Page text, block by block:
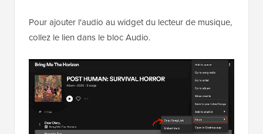
Pour ajouter l'audio au widget du lecteur de musique,
collez le lien dans le bloc Audio.